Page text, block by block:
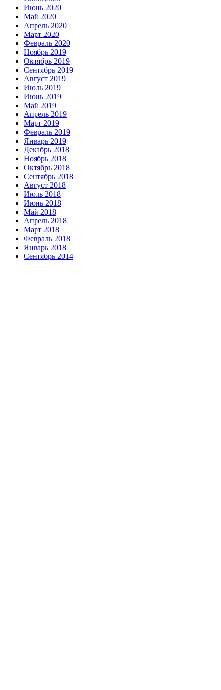
Июнь 2020
Май 2020
Апрель 2020
Март 2020
Февраль 2020
Ноябрь 2019
Октябрь 2019
Сентябрь 2019
Август 2019
Июль 2019
Июнь 2019
Май 2019
Апрель 2019
Март 2019
Февраль 2019
Январь 2019
Декабрь 2018
Ноябрь 2018
Октябрь 2018
Сентябрь 2018
Август 2018
Июль 2018
Июнь 2018
Май 2018
Апрель 2018
Март 2018
Февраль 2018
Январь 2018
Сентябрь 2014